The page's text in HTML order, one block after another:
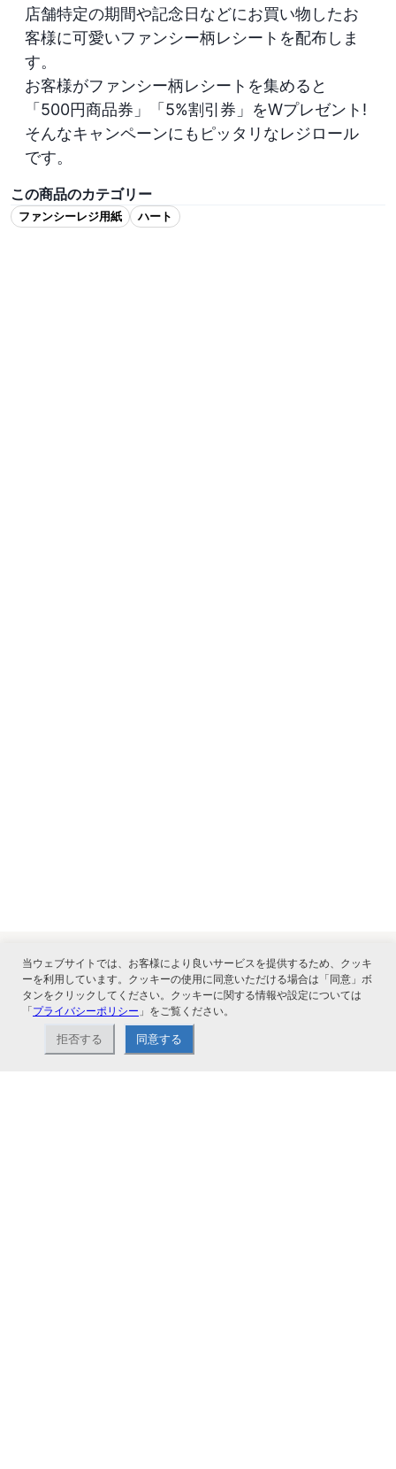
店舗特定の期間や記念日などにお買い物したお
客様に可愛いファンシー柄レシートを配布しま
す。
お客様がファンシー柄レシートを集めると
「500円商品券」「5%割引券」をWプレゼント!
そんなキャンペーンにもピッタリなレジロール
この商品のカテゴリー
ファンシーレジ用紙 ハート
関連サービス
当ウェブサイトでは、お客様により良いサービスを提供するため、クッキ
ーを利用しています。クッキーの使用に同意いただける場合は「同意」ボ
タンをクリックしてください。クッキーに関する情報や設定については
「プライバシーポリシー 」をご覧ください。
拒否する 同意する